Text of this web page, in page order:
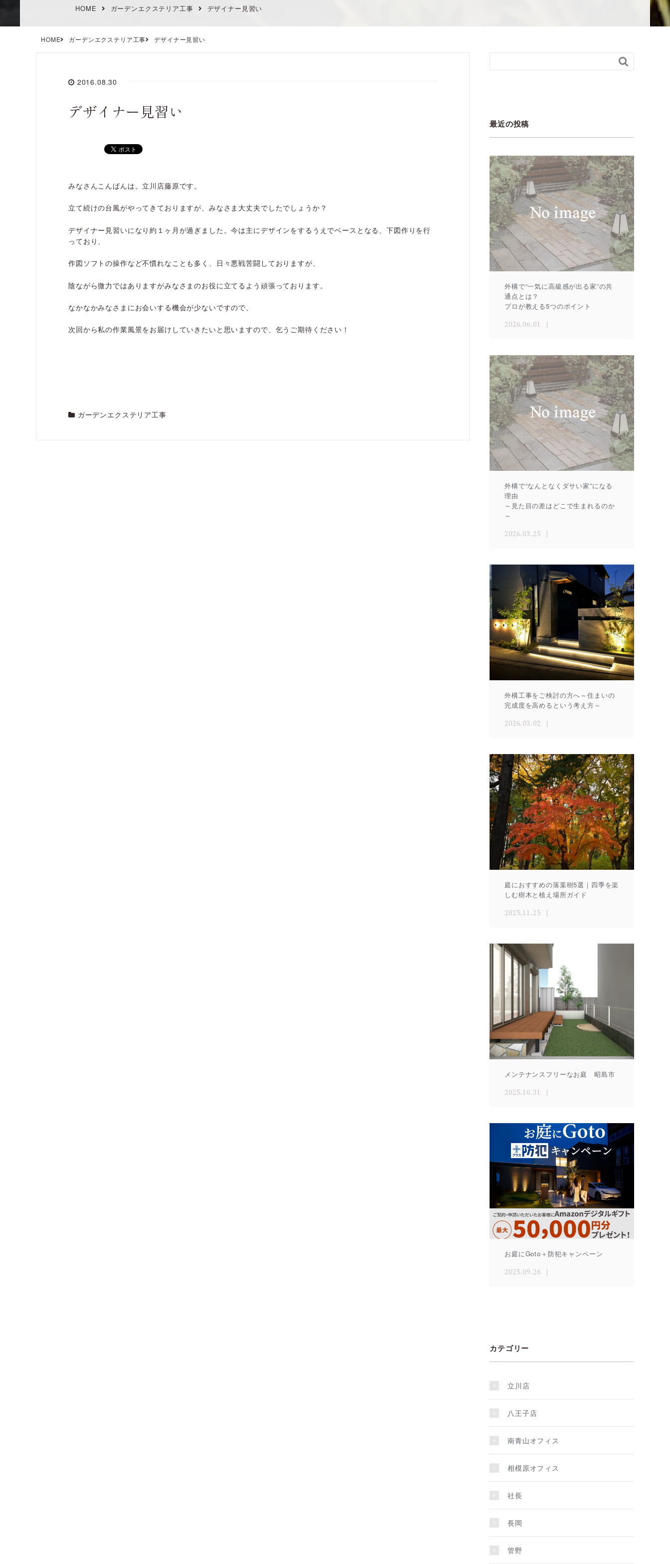
HOME ガーデンエクステリア工事 デザイナー見習い
HOME ガーデンエクステリア工事 デザイナー見習い
2016.08.30
デザイナー見習い
みなさんこんばんは。立川店藤原です。
立て続けの台風がやってきておりますが、みなさま大丈夫でしたでしょうか？
デザイナー見習いになり約１ヶ月が過ぎました。今は主にデザインをするうえでベースとなる、下図作りを行
っており、
作図ソフトの操作など不慣れなことも多く、日々悪戦苦闘しておりますが、
陰ながら微力ではありますがみなさまのお役に立てるよう頑張っております。
なかなかみなさまにお会いする機会が少ないですので、
次回から私の作業風景をお届けしていきたいと思いますので、乞うご期待ください！
ガーデンエクステリア工事

最近の投稿
外構で“一気に高級感が出る家”の共
通点とは？
プロが教える5つのポイント
2026.06.01
外構で“なんとなくダサい家”になる
理由
～見た目の差はどこで生まれるのか
～
2026.03.25
外構工事をご検討の方へ～住まいの
完成度を高めるという考え方～
2026.03.02
庭におすすめの落葉樹5選｜四季を楽
しむ樹木と植え場所ガイド
2025.11.25
メンテナンスフリーなお庭 昭島市
2025.10.31
お庭にGoto＋防犯キャンペーン
2025.09.26
カテゴリー
立川店
八王子店
南青山オフィス
相模原オフィス
社長
長岡
管野